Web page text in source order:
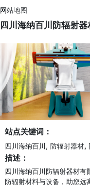
网站地图
四川海纳百川防辐射器
站点关键词：
四川海纳百川, 防辐射器材,
描述：
四川海纳百川防辐射器材有
防辐射材料与设备，助您远